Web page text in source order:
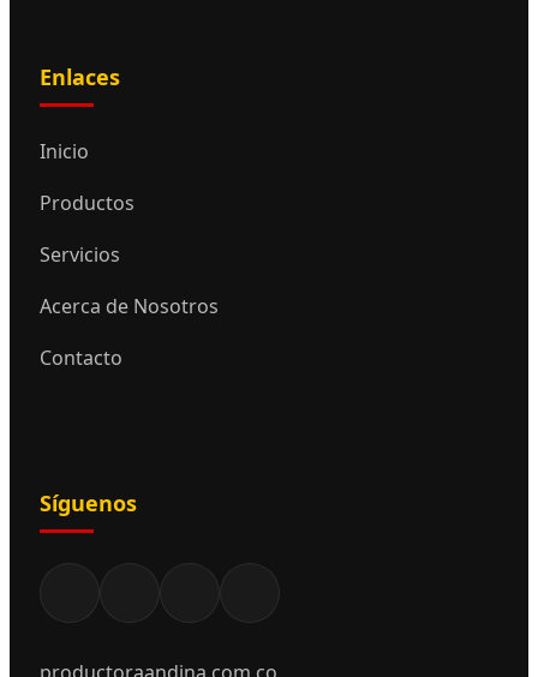
Enlaces
Inicio
Productos
Servicios
Acerca de Nosotros
Contacto
Síguenos